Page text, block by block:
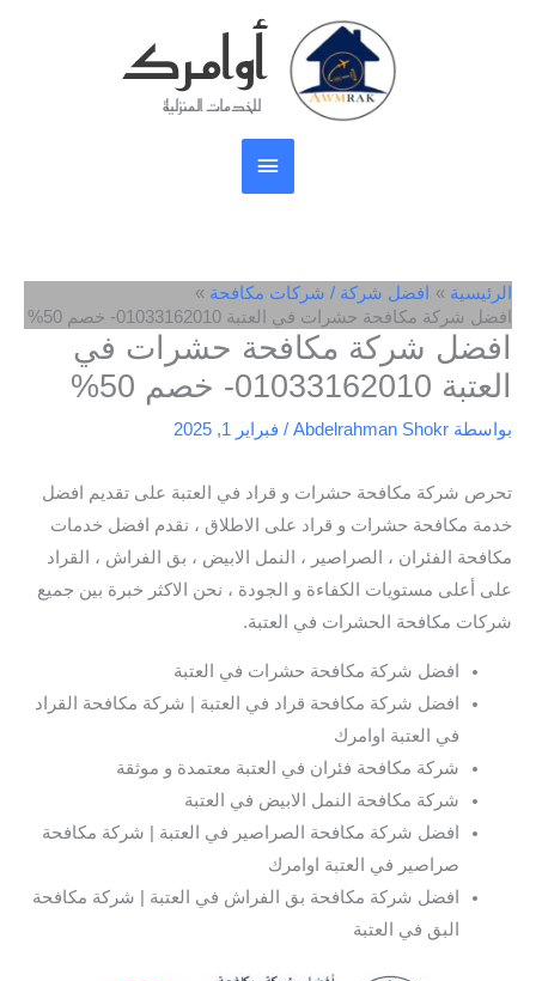
أوامرك
للخدمات المنزلية
القائمة
الرئيسية
الرئيسية
افضل شركة / شركات مكافحة
افضل شركة مكافحة حشرات في العتبة 01033162010- خصم 50%
افضل شركة مكافحة حشرات في
العتبة 01033162010- خصم 50%
بواسطة Abdelrahman Shokr
/ فبراير 1, 2025
تحرص شركة مكافحة حشرات و قراد في العتبة على تقديم افضل
خدمة مكافحة حشرات و قراد على الاطلاق ، نقدم افضل خدمات
مكافحة الفئران ، الصراصير ، النمل الابيض ، بق الفراش ، القراد
على أعلى مستويات الكفاءة و الجودة ، نحن الاكثر خبرة بين جميع
شركات مكافحة الحشرات في العتبة.
افضل شركة مكافحة حشرات في العتبة
افضل شركة مكافحة قراد في العتبة | شركة مكافحة القراد
في العتبة اوامرك
شركة مكافحة فئران في العتبة معتمدة و موثقة
شركة مكافحة النمل الابيض في العتبة
افضل شركة مكافحة الصراصير في العتبة | شركة مكافحة
صراصير في العتبة اوامرك
افضل شركة مكافحة بق الفراش في العتبة | شركة مكافحة
البق في العتبة